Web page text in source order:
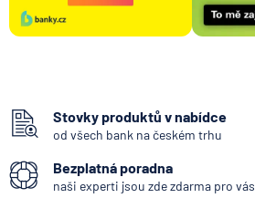
Stovky produktů v nabídce
od všech bank na českém trhu
Bezplatná poradna
naši experti jsou zde zdarma pro vás